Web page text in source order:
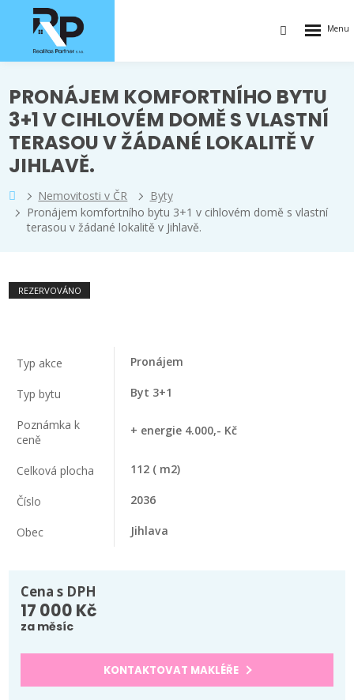
Vyhledávání
PRONÁJEM KOMFORTNÍHO BYTU
3+1 V CIHLOVÉM DOMĚ S VLASTNÍ
TERASOU V ŽÁDANÉ LOKALITĚ V
JIHLAVĚ.
Nemovitosti v ČR
Byty
Pronájem komfortního bytu 3+1 v cihlovém domě s vlastní
terasou v žádané lokalitě v Jihlavě.
REZERVOVÁNO
Typ akce Pronájem
Typ bytu Byt 3+1
Poznámka k
ceně
+ energie 4.000,- Kč
Celková plocha 112 ( m2)
Číslo 2036
Obec Jihlava
Cena s DPH
17 000 Kč
za měsíc
KONTAKTOVAT MAKLÉŘE